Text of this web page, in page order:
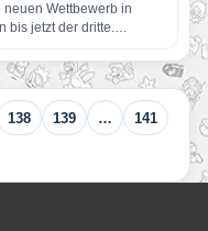
Wettbewerb in
bis jetzt der dritte.…
138 139 … 141